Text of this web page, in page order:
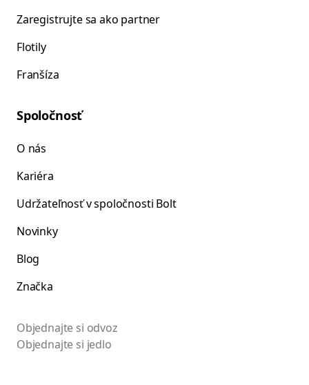
Zaregistrujte sa ako partner
Flotily
Franšíza
Spoločnosť
O nás
Kariéra
Udržateľnosť v spoločnosti Bolt
Novinky
Blog
Značka
Objednajte si odvoz
Objednajte si jedlo